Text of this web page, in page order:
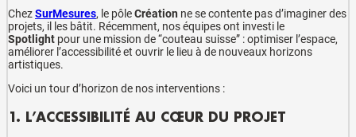
ChezSurMesures, le pôleCréation ne se contente pas d’imaginer des
projets, il les bâtit. Récemment, nos équipes ont investi le
Spotlight pour une mission de “couteau suisse” : optimiser l’espace,
améliorer l’accessibilité et ouvrir le lieu à de nouveaux horizons
artistiques.
Voici un tour d’horizon de nos interventions :
1. L’ACCESSIBILITÉ AU CŒUR DU PROJET